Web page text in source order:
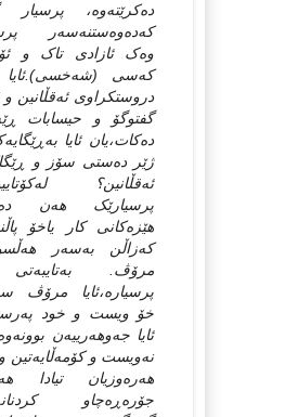
ده‌کرێته‌وه‌، پرسیار
که‌ده‌وه‌ستنه‌سه‌ر
وه‌ک ئازادی تاک و
که‌سی
دروستکراوی ئه‌قڵانین
گفتوگۆ و حیسابات
ده‌کات،یان ئایا
ژێر ده‌ستی سۆز و
ئه‌قڵانین؟
پرسیارێک هه‌ن
هێزه‌کانی کار یاخۆ
که‌زاڵن به‌سه‌ر
مرۆڤ.
پرسیاره‌،ئایا مرۆڤ
خۆ ویست و خود
ئایا جه‌وهه‌رییه‌ن
نه‌ویست و
هه‌ره‌وزیان تیادا
جۆره‌ڕه‌چاو